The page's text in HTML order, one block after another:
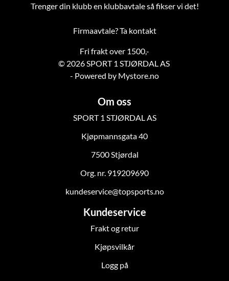
Trenger din klubb en klubbavtale så fikser vi det!
Firmaavtale? Ta kontakt
Fri frakt over 1500,-
© 2026 SPORT 1 STJØRDAL AS
- Powered by Mystore.no
Om oss
SPORT 1 STJØRDAL AS
Kjøpmannsgata 40
7500 Stjørdal
Org. nr. 919209690
kundeservice@topsports.no
Kundeservice
Frakt og retur
Kjøpsvilkår
Logg på